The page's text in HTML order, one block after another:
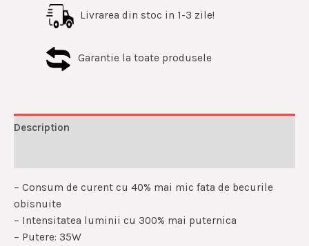
Livrarea din stoc in 1-3 zile!
Garantie la toate produsele
Description
– Consum de curent cu 40% mai mic fata de becurile
obisnuite
– Intensitatea luminii cu 300% mai puternica
– Putere: 35W